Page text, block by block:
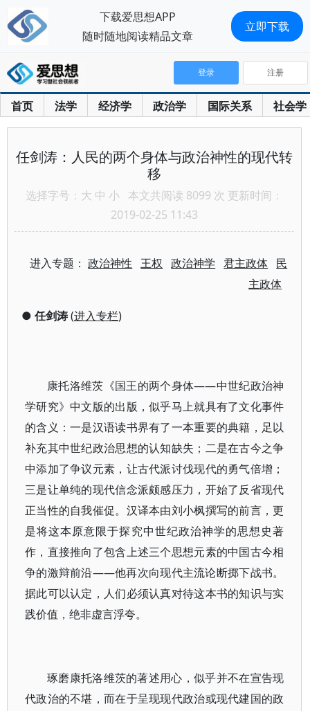
首页 法学 经济学 政治学 国际关系 社会学
登录 注册
任剑涛：人民的两个身体与政治神性的现代转
移
选择字号： 大 中 小 本文共阅读 8099 次 更新时间：
2019-02-25 11:43
进入专题：政治神性 王权 政治神学 君主政体 民
主政体
● 任剑涛(进入专栏)
康托洛维茨《国王的两个身体——中世纪政治神
学研究》中文版的出版，似乎马上就具有了文化事件
的含义：一是汉语读书界有了一本重要的典籍，足以
补充其中世纪政治思想的认知缺失；二是在古今之争
中添加了争议元素，让古代派讨伐现代的勇气倍增；
三是让单纯的现代信念派颇感压力，开始了反省现代
正当性的自我催促。汉译本由刘小枫撰写的前言，更
是将这本原意限于探究中世纪政治神学的思想史著
作，直接推向了包含上述三个思想元素的中国古今相
争的激辩前沿——他再次向现代主流论断掷下战书。
据此可以认定，人们必须认真对待这本书的知识与实
践价值，绝非虚言浮夸。
琢磨康托洛维茨的著述用心，似乎并不在宣告现
代政治的不堪，而在于呈现现代政治或现代建国的政
下载爱思想APP
随时随地阅读精品文章
立即下载